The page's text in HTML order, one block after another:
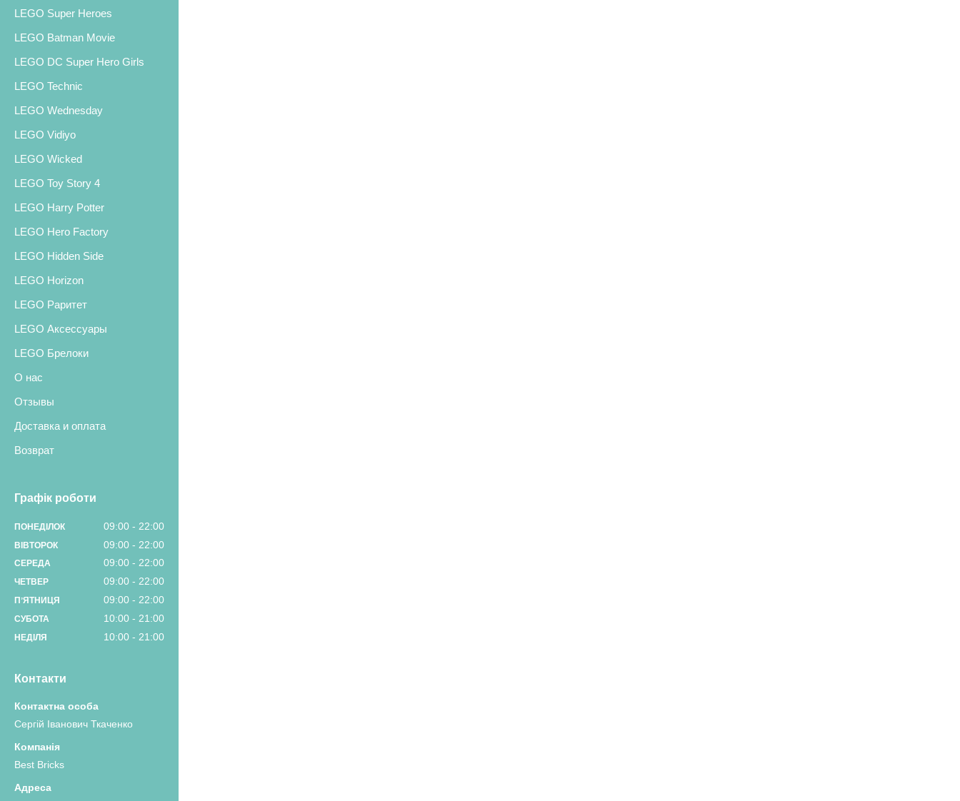
LEGO Super Heroes
LEGO Batman Movie
LEGO DC Super Hero Girls
LEGO Technic
LEGO Wednesday
LEGO Vidiyo
LEGO Wicked
LEGO Toy Story 4
LEGO Harry Potter
LEGO Hero Factory
LEGO Hidden Side
LEGO Horizon
LEGO Раритет
LEGO Аксессуары
LEGO Брелоки
О нас
Отзывы
Доставка и оплата
Возврат
Графік роботи
ПОНЕДІЛОК 09:00 22:00
ВІВТОРОК 09:00 22:00
СЕРЕДА 09:00 22:00
ЧЕТВЕР 09:00 22:00
ПʼЯТНИЦЯ 09:00 22:00
СУБОТА 10:00 21:00
НЕДІЛЯ 10:00 21:00
Контакти
Сергій Іванович Ткаченко
Best Bricks